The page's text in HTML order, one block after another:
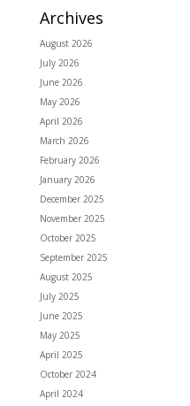
Archives
August 2026
July 2026
June 2026
May 2026
April 2026
March 2026
February 2026
January 2026
December 2025
November 2025
October 2025
September 2025
August 2025
July 2025
June 2025
May 2025
April 2025
October 2024
April 2024